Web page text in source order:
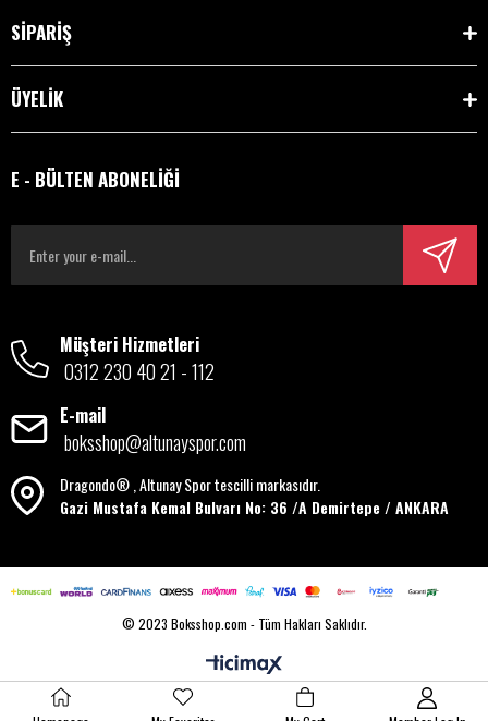
SİPARİŞ
ÜYELİK
E - BÜLTEN ABONELİĞİ
Müşteri Hizmetleri
0312 230 40 21 - 112
E-mail
boksshop@altunayspor.com
Dragondo® , Altunay Spor tescilli markasıdır.
Gazi Mustafa Kemal Bulvarı No: 36 /A Demirtepe / ANKARA
© 2023 Boksshop.com - Tüm Hakları Saklıdır.